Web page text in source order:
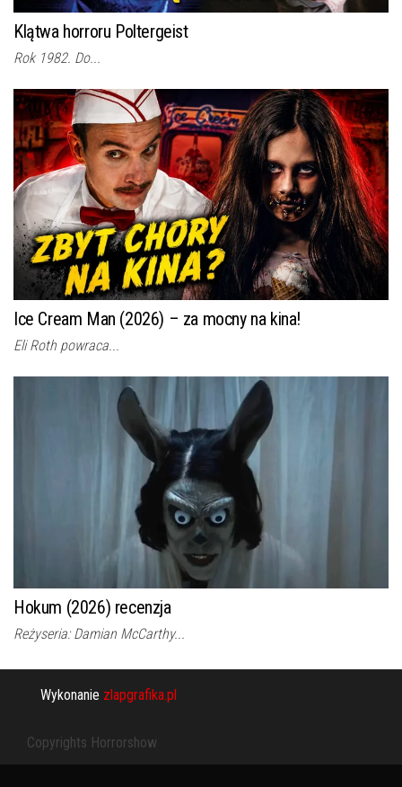
Klątwa horroru Poltergeist
Rok 1982. Do...
Ice Cream Man (2026) – za mocny na kina!
Eli Roth powraca...
Hokum (2026) recenzja
Reżyseria: Damian McCarthy...
Wykonanie zlapgrafika.pl
Copyrights Horrorshow